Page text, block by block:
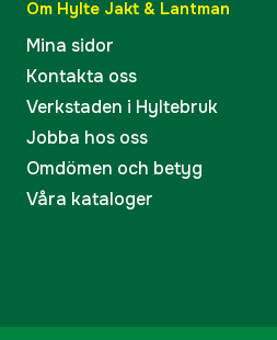
Om Hylte Jakt & Lantman
Mina sidor
Kontakta oss
Verkstaden i Hyltebruk
Jobba hos oss
Omdömen och betyg
Våra kataloger